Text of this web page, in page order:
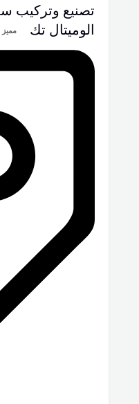
تصنيع وتركيب
الوميتال تك
مميز